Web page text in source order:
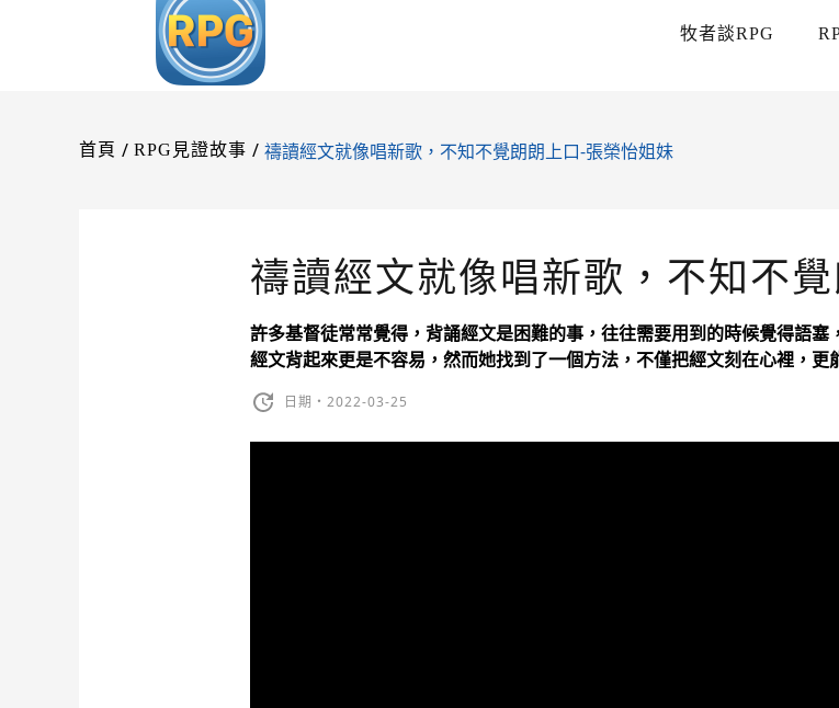
牧者談RPG
首頁 / RPG見證故事 / 禱讀經文就像唱新歌，不知不覺朗朗上口-張榮怡姐妹
禱讀經文就像唱新歌，不知不
許多基督徒常常覺得，背誦經文是困難的事，往往需要用到的時候覺得語
經文背起來更是不容易，然而她找到了一個方法，不僅把經文刻在心裡，更
日期・2022-03-25